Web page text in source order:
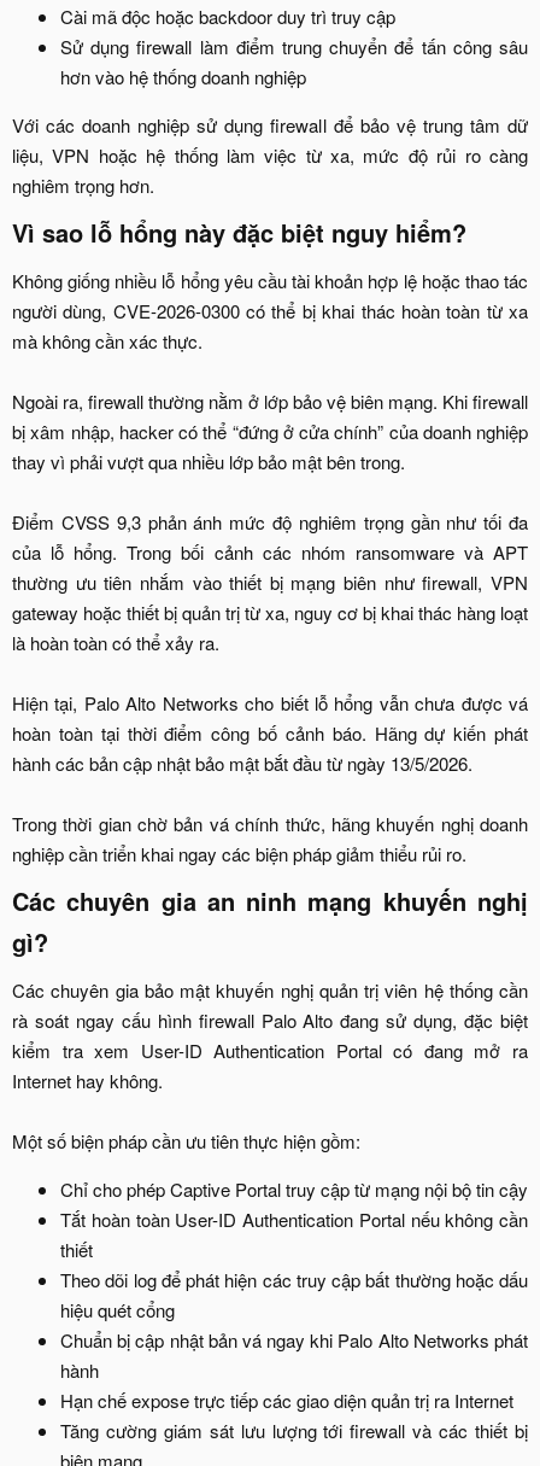
Cài mã độc hoặc backdoor duy trì truy cập​
Sử dụng firewall làm điểm trung chuyển để tấn công sâu
hơn vào hệ thống doanh nghiệp​
Với các doanh nghiệp sử dụng firewall để bảo vệ trung tâm dữ
liệu, VPN hoặc hệ thống làm việc từ xa, mức độ rủi ro càng
nghiêm trọng hơn.​
Vì sao lỗ hổng này đặc biệt nguy hiểm?​
Không giống nhiều lỗ hổng yêu cầu tài khoản hợp lệ hoặc thao tác
người dùng, CVE-2026-0300 có thể bị khai thác hoàn toàn từ xa
mà không cần xác thực.
Ngoài ra, firewall thường nằm ở lớp bảo vệ biên mạng. Khi firewall
bị xâm nhập, hacker có thể “đứng ở cửa chính” của doanh nghiệp
thay vì phải vượt qua nhiều lớp bảo mật bên trong.
Điểm CVSS 9,3 phản ánh mức độ nghiêm trọng gần như tối đa
của lỗ hổng. Trong bối cảnh các nhóm ransomware và APT
thường ưu tiên nhắm vào thiết bị mạng biên như firewall, VPN
gateway hoặc thiết bị quản trị từ xa, nguy cơ bị khai thác hàng loạt
là hoàn toàn có thể xảy ra.
Hiện tại, Palo Alto Networks cho biết lỗ hổng vẫn chưa được vá
hoàn toàn tại thời điểm công bố cảnh báo. Hãng dự kiến phát
hành các bản cập nhật bảo mật bắt đầu từ ngày 13/5/2026.
Trong thời gian chờ bản vá chính thức, hãng khuyến nghị doanh
nghiệp cần triển khai ngay các biện pháp giảm thiểu rủi ro.​
Các chuyên gia an ninh mạng khuyến nghị
gì?​
Các chuyên gia bảo mật khuyến nghị quản trị viên hệ thống cần
rà soát ngay cấu hình firewall Palo Alto đang sử dụng, đặc biệt
kiểm tra xem User-ID Authentication Portal có đang mở ra
Internet hay không.
Một số biện pháp cần ưu tiên thực hiện gồm:​
Chỉ cho phép Captive Portal truy cập từ mạng nội bộ tin cậy​
Tắt hoàn toàn User-ID Authentication Portal nếu không cần
thiết​
Theo dõi log để phát hiện các truy cập bất thường hoặc dấu
hiệu quét cổng​
Chuẩn bị cập nhật bản vá ngay khi Palo Alto Networks phát
hành​
Hạn chế expose trực tiếp các giao diện quản trị ra Internet​
Tăng cường giám sát lưu lượng tới firewall và các thiết bị
biên mạng​